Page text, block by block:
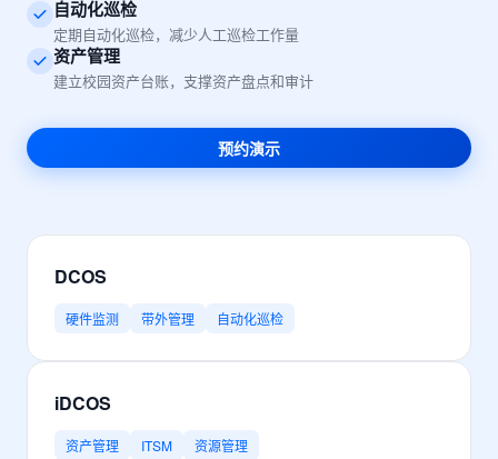
自动化巡检
定期自动化巡检，减少人工巡检工作量
资产管理
建立校园资产台账，支撑资产盘点和审计
预约演示
DCOS
硬件监测 带外管理 自动化巡检
iDCOS
资产管理 ITSM 资源管理